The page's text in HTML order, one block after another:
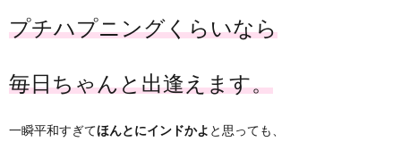
プチハプニングくらいなら
毎日ちゃんと出逢えます。
一瞬平和すぎてほんとにインドかよ と思っても、